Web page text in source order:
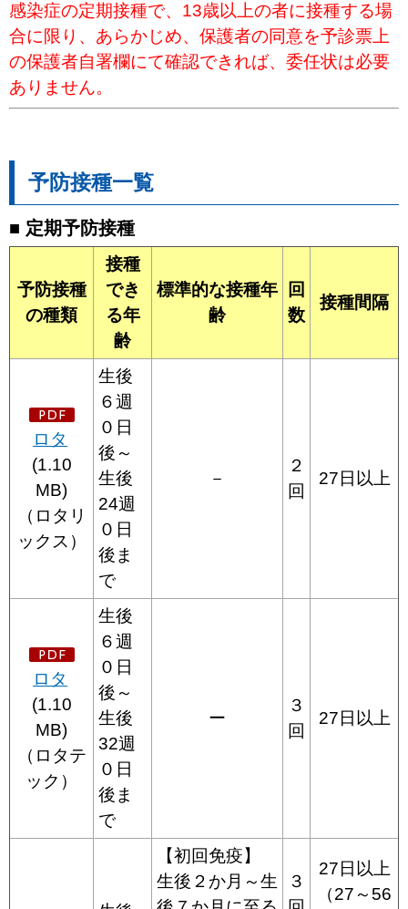
感染症の定期接種で、 13歳以上の者に接種する場
合に限り、あらかじめ、 保護者の同意を予診票上
の保護者自署欄にて確認できれば、委任状は必要
ありません。
予防接種一覧
■ 定期予防接種
予防接種
の種類
接種
でき
る年
齢
標準的な接種年
齢
回
数
接種間隔
ロタ
(1.10
MB)
（ロタリ
ックス）
生後
６週
０日
後～
生後
24週
０日
後ま
で
－
２
回
27日以上
ロタ
(1.10
MB)
（ロタテ
ック）
生後
６週
０日
後～
生後
32週
０日
後ま
で
ー
３
回
27日以上
【初回免疫】
生後２か月～生
３
27日以上
（27～56